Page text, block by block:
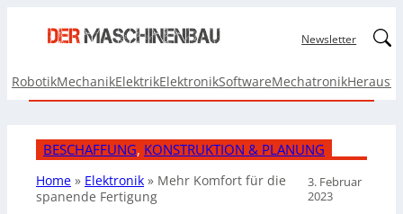
Newsletter
RobotikMechanikElektrikElektronikSoftwareMechatronik
BESCHAFFUNG, KONSTRUKTION & PLANUNG
Home » Elektronik » Mehr Komfort für die
spanende Fertigung
3. Februar
2023